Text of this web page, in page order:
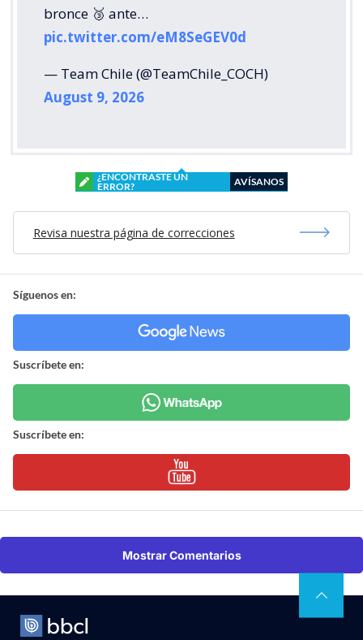
bronce 🥉 ante…
pic.twitter.com/eM8SeGEV0d
— Team Chile (@TeamChile_COCH)
August 9, 2026
¿ENCONTRASTE UN
ERROR?
AVÍSANOS
Revisa nuestra página de correcciones
Síguenos en:
Suscríbete en:
Suscríbete en:
Mostrar Comentarios